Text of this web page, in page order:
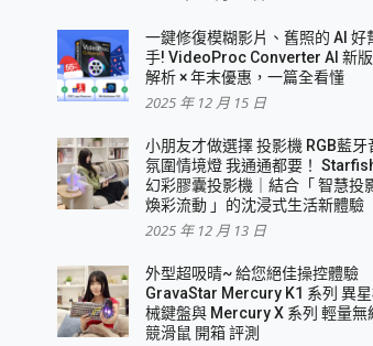
一鍵修復模糊影片、舊照的 AI 好
手! VideoProc Converter AI 新
解析 × 年末優惠，一篇全看懂
2025 年 12 月 15 日
小朋友才做選擇 投影機 RGB藍牙
氛圍情境燈 我通通都要！
幻彩膠囊投影機｜結合「 智慧投
煥彩流動 」的沈浸式生活新體驗
2025 年 12 月 13 日
外型超吸晴~ 給您絕佳操控體驗
GravaStar Mercury K1 系列 異
械鍵盤與 Mercury X 系列 輕量無
競滑鼠 開箱 評測